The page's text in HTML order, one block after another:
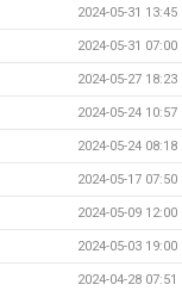
2024-05-31 13:45
2024-05-31 07:00
2024-05-27 18:23
2024-05-24 10:57
2024-05-24 08:18
2024-05-17 07:50
2024-05-09 12:00
2024-05-03 19:00
2024-04-28 07:51